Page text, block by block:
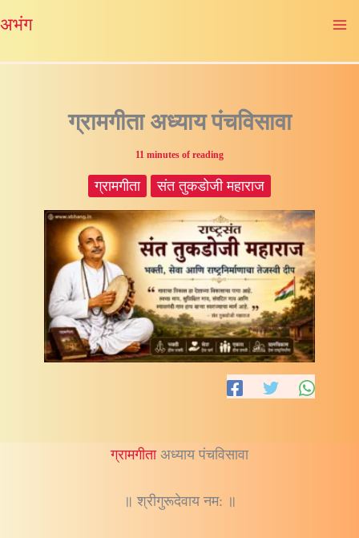
Skip
to
content
अभंग
ग्रामगीता अध्याय पंचविसावा
11 minutes of reading
ग्रामगीता संत तुकडोजी महाराज
ग्रामगीता अध्याय पंचविसावा
॥ श्रीगुरूदेवाय नम: ॥